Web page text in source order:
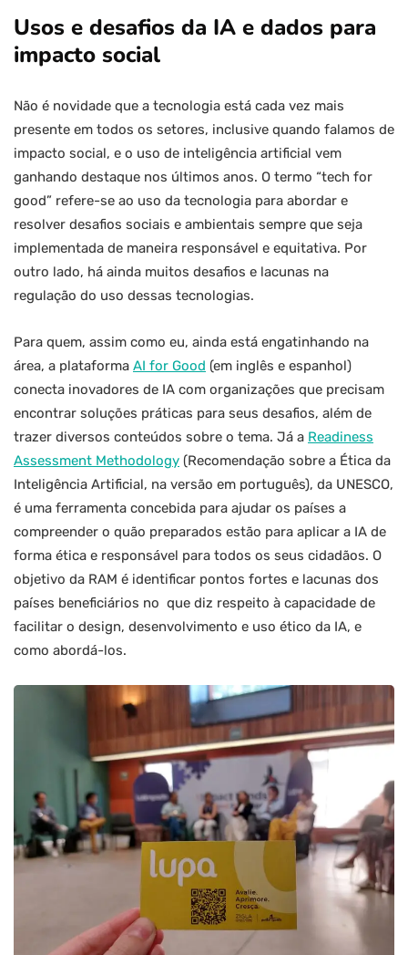
Usos e desafios da IA e dados para
impacto social
Não é novidade que a tecnologia está cada vez mais
presente em todos os setores, inclusive quando falamos de
impacto social, e o uso de inteligência artificial vem
ganhando destaque nos últimos anos. O termo “tech for
good” refere-se ao uso da tecnologia para abordar e
resolver desafios sociais e ambientais sempre que seja
implementada de maneira responsável e equitativa. Por
outro lado, há ainda muitos desafios e lacunas na
regulação do uso dessas tecnologias.
Para quem, assim como eu, ainda está engatinhando na
área, a plataforma AI for Good (em inglês e espanhol)
conecta inovadores de IA com organizações que precisam
encontrar soluções práticas para seus desafios, além de
trazer diversos conteúdos sobre o tema. Já a Readiness
Assessment Methodology (Recomendação sobre a Ética da
Inteligência Artificial, na versão em português), da UNESCO,
é uma ferramenta concebida para ajudar os países a
compreender o quão preparados estão para aplicar a IA de
forma ética e responsável para todos os seus cidadãos. O
objetivo da RAM é identificar pontos fortes e lacunas dos
países beneficiários no que diz respeito à capacidade de
facilitar o design, desenvolvimento e uso ético da IA, e
como abordá-los.